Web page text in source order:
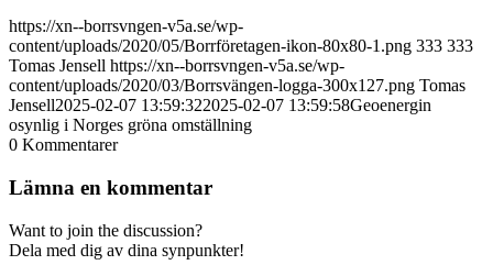
https://xn--borrsvngen-v5a.se/wp-
content/uploads/2020/05/Borrföretagen-ikon-80x80-1.png 333 333
Tomas Jensell https://xn--borrsvngen-v5a.se/wp-
content/uploads/2020/03/Borrsvängen-logga-300x127.png Tomas
Jensell2025-02-07 13:59:322025-02-07 13:59:58Geoenergin
osynlig i Norges gröna omställning
0 Kommentarer
Lämna en kommentar
Want to join the discussion?
Dela med dig av dina synpunkter!